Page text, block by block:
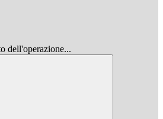
dell'operazione...